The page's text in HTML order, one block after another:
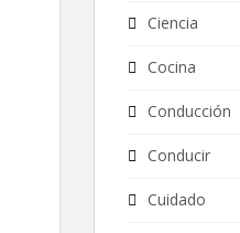
Ciencia
Cocina
Conducción
Conducir
Cuidado